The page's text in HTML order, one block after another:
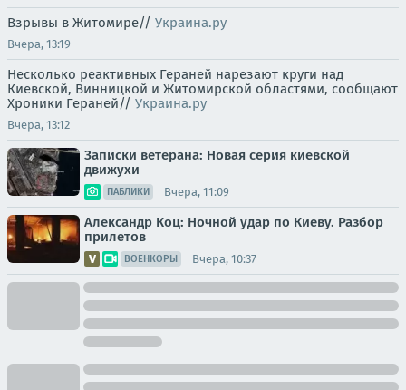
Взрывы в Житомире// Украина.ру
Вчера, 13:19
Несколько реактивных Гераней нарезают круги над
Киевской, Винницкой и Житомирской областями, сообщают
Хроники Гераней// Украина.ру
Вчера, 13:12
Записки ветерана: Новая серия киевской
движухи
ПАБЛИКИ Вчера, 11:09
Александр Коц: Ночной удар по Киеву. Разбор
прилетов
ВОЕНКОРЫ Вчера, 10:37